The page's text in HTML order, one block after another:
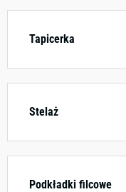
Tapicerka
Stelaż
Podkładki filcowe